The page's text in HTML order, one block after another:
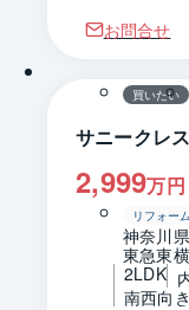
お問合せ
買いたい
サニークレ
2,999万円
リフォーム
神奈川
東急東
2LDK
南西向き